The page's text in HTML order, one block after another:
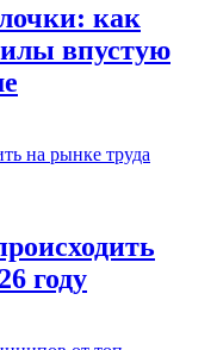
как
впустую
году